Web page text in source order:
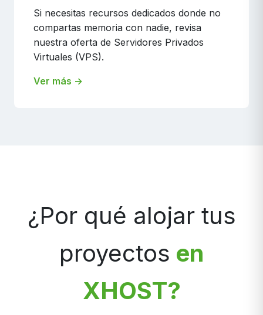
Si necesitas recursos dedicados donde no
compartas memoria con nadie, revisa
nuestra oferta de Servidores Privados
Virtuales (VPS).
Ver más →
¿Por qué alojar tus
proyectos en
XHOST?